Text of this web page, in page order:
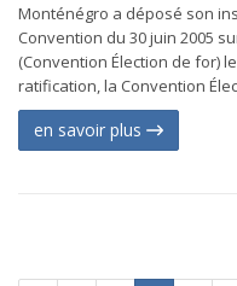
Monténégro a déposé son
Convention du 30 juin 2005
(Convention Élection de for)
ratification, la Convention
en savoir plus